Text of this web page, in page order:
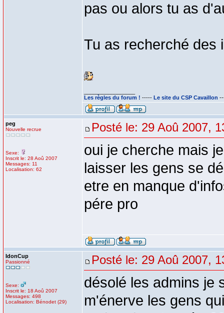
pas ou alors tu as
Tu as recherché des
Les règles du forum ! ----- Le site du CSP Cavaillon
peg
Nouvelle recrue
Sexe:
Inscrit le: 28 Aoû 2007
Messages: 11
Localisation: 62
Posté le: 29 Aoû 2007,
oui je cherche mais
laisser les gens se
etre en manque
pére pro
IdonCup
Passionné
Sexe:
Inscrit le: 18 Aoû 2007
Messages: 498
Localisation: Bénodet (29)
Posté le: 29 Aoû 2007,
désolé les admins je
m'énerve les gens